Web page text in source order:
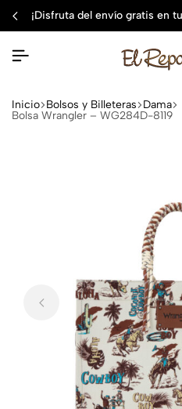
¡disfruta del envío gratis en tu
Inicio Bolsos y Billeteras Dama
Bolsa Wrangler – WG284D-8119